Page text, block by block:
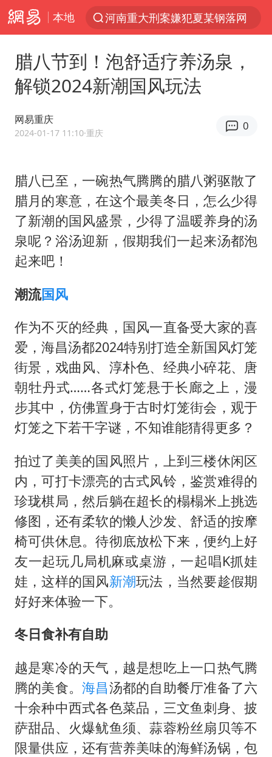
本地
河南重大刑案嫌犯夏某钢落网
陈思诚零点晒照为佟丽娅庆生
郑丽文：台湾从来没有“独立”过
新疆优化调整景区内自驾服务费
全民健身事业高质量发展
上四休三，但降薪1000元，你接受吗？
台当局重金为“台独”织“皇帝新衣”
检测列车撞人致11死2伤 涉事单位被罚
老挝国会主席赛宋蓬逝世
购飞机票7分钟后退票被扣2022元
白海豚将正面袭击贯穿浙江
酒店回应车内过夜被收150元
黄金牛市回来了吗
乐享全民健身 共筑健康中国
腊八节到！泡舒适疗养汤泉，
解锁2024新潮国风玩法
网易重庆
2024-01-17 11:10·重庆
0
腊八已至，一碗热气腾腾的腊八粥驱散了
腊月的寒意，在这个最美冬日，怎么少得
了新潮的国风盛景，少得了温暖养身的汤
泉呢？浴汤迎新，假期我们一起来汤都泡
起来吧！
潮流国风
作为不灭的经典，国风一直备受大家的喜
爱，海昌汤都2024特别打造全新国风灯笼
街景，戏曲风、淳朴色、经典小碎花、唐
朝牡丹式……各式灯笼悬于长廊之上，漫
步其中，仿佛置身于古时灯笼街会，观于
灯笼之下若干字谜，不知谁能猜得更多？
拍过了美美的国风照片，上到三楼休闲区
内，可打卡漂亮的古式风铃，鉴赏难得的
珍珑棋局，然后躺在超长的榻榻米上挑选
修图，还有柔软的懒人沙发、舒适的按摩
椅可供休息。待彻底放松下来，便约上好
友一起玩几局机麻或桌游，一起唱K抓娃
娃，这样的国风新潮玩法，当然要趁假期
好好来体验一下。
冬日食补有自助
越是寒冷的天气，越是想吃上一口热气腾
腾的美食。海昌汤都的自助餐厅准备了六
十余种中西式各色菜品，三文鱼刺身、披
萨甜品、火爆鱿鱼须、蒜蓉粉丝扇贝等不
限量供应，还有营养美味的海鲜汤锅，包